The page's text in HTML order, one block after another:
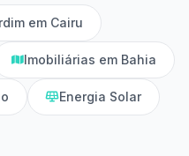
em Cairu
Imobiliárias em Bahia
Energia Solar